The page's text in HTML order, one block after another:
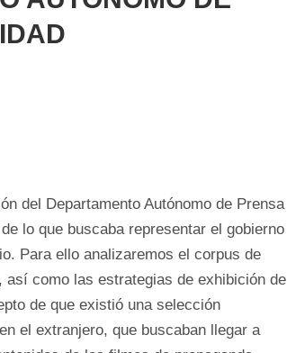
del Departamento Autónomo de Prensa
lo que buscaba representar el gobierno
Para ello analizaremos el corpus de
como las estrategias de exhibición de
de que existió una selección
el extranjero, que buscaban llegar a